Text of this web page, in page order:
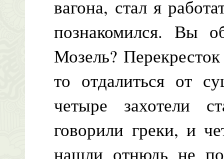
вагона, стал я
познакомился. Вы
Мозель?
то отдалиться от
четыре захотели
говорили греки, и
нашли отнюдь не